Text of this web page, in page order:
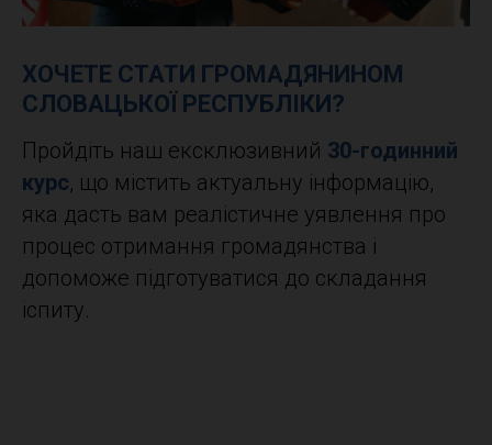
ХОЧЕТЕ СТАТИ ГРОМАДЯНИНОМ
СЛОВАЦЬКОЇ РЕСПУБЛІКИ?
Пройдіть наш ексклюзивний 30-годинний
курс, що містить актуальну інформацію,
яка дасть вам реалістичне уявлення про
процес отримання громадянства і
допоможе підготуватися до складання
іспиту.